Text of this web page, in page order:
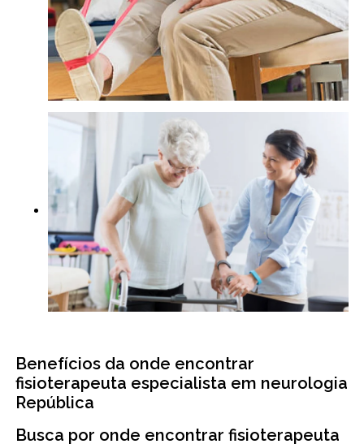
Benefícios da onde encontrar
fisioterapeuta especialista em neurologia
República
Busca por onde encontrar fisioterapeuta